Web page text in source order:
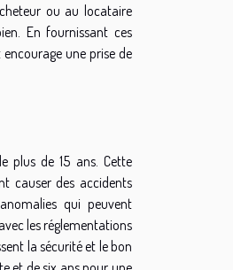
ou au locataire
En fournissant ces
une prise de
plus de 15 ans. Cette
causer des accidents
qui peuvent
les réglementations
la sécurité et le bon